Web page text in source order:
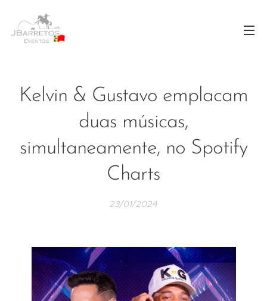
Kelvin & Gustavo emplacam
duas músicas,
simultaneamente, no Spotify
Charts
23/01/2024